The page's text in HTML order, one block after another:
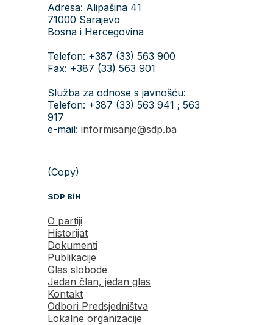
Adresa: Alipašina 41
71000 Sarajevo
Bosna i Hercegovina
Telefon: +387 (33) 563 900
Fax: +387 (33) 563 901
Služba za odnose s javnošću:
Telefon: +387 (33) 563 941 ; 563
917
e-mail: informisanje@sdp.ba
(Copy)
SDP BiH
O partiji
Historijat
Dokumenti
Publikacije
Glas slobode
Jedan član, jedan glas
Kontakt
Odbori Predsjedništva
Lokalne organizacije